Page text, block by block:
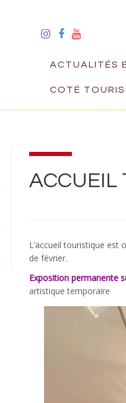
ACTUALITÉS
COTÉ
ACCUEIL
L’accueil touristique
de février.
Exposition permanente
artistique temporaire